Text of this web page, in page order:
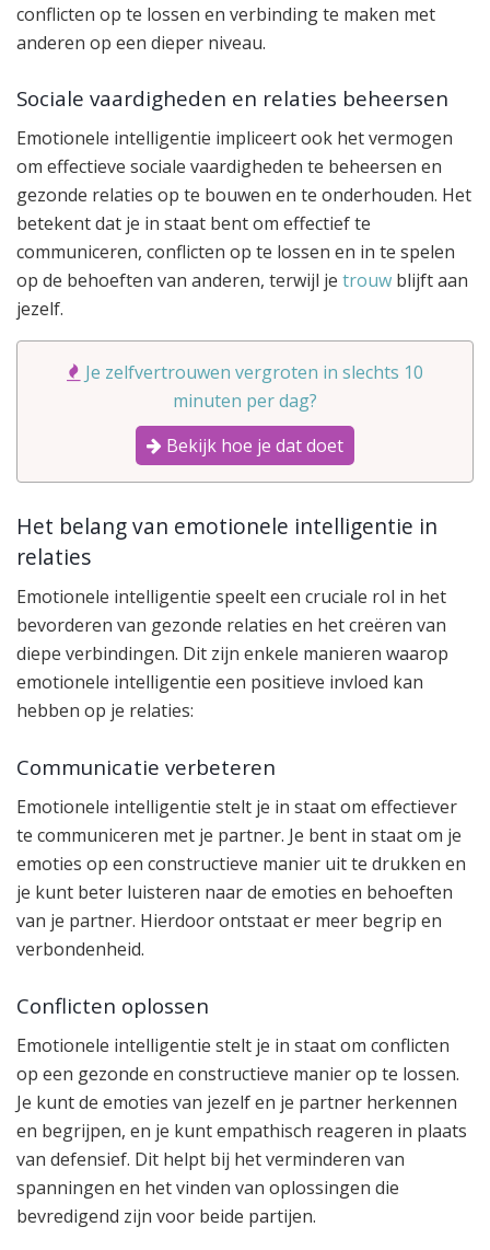
conflicten op te lossen en verbinding te maken met
anderen op een dieper niveau.
Sociale vaardigheden en relaties beheersen
Emotionele intelligentie impliceert ook het vermogen
om effectieve sociale vaardigheden te beheersen en
gezonde relaties op te bouwen en te onderhouden. Het
betekent dat je in staat bent om effectief te
communiceren, conflicten op te lossen en in te spelen
op de behoeften van anderen, terwijl je trouw blijft aan
jezelf.
Je zelfvertrouwen vergroten in slechts 10
minuten per dag?
Bekijk hoe je dat doet
Het belang van emotionele intelligentie in
relaties
Emotionele intelligentie speelt een cruciale rol in het
bevorderen van gezonde relaties en het creëren van
diepe verbindingen. Dit zijn enkele manieren waarop
emotionele intelligentie een positieve invloed kan
hebben op je relaties:
Communicatie verbeteren
Emotionele intelligentie stelt je in staat om effectiever
te communiceren met je partner. Je bent in staat om je
emoties op een constructieve manier uit te drukken en
je kunt beter luisteren naar de emoties en behoeften
van je partner. Hierdoor ontstaat er meer begrip en
verbondenheid.
Conflicten oplossen
Emotionele intelligentie stelt je in staat om conflicten
op een gezonde en constructieve manier op te lossen.
Je kunt de emoties van jezelf en je partner herkennen
en begrijpen, en je kunt empathisch reageren in plaats
van defensief. Dit helpt bij het verminderen van
spanningen en het vinden van oplossingen die
bevredigend zijn voor beide partijen.